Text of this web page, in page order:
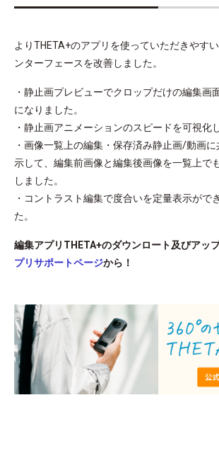
よりTHETA+のアプリを使っていただきやす
ンターフェースを改善しました。
・静止画プレビューでクロップだけの編集画
になりました。
・静止画アニメーションのスピードを可視化
・画像一覧上の編集・保存済み静止画/動画
示して、編集前画像と編集後画像を一覧上で
しました。
・コントラスト編集で度合いを定量表示がで
た。
編集アプリTHETA+のダウンロート及びアップ
プリサポートページから！